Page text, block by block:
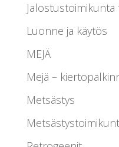
Jalostustoimikunta
Luonne ja käytös
MEJÄ
Mejä –
Metsästys